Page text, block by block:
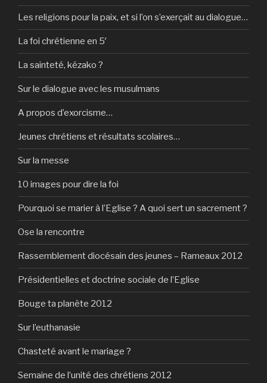
Les religions pour la paix, et si l’on s’exerçait au dialogue…
La foi chrétienne en 5′
La sainteté, kézako ?
Sur le dialogue avec les musulmans
A propos d’exorcisme…
Jeunes chrétiens et résultats scolaires…
Sur la messe
10 images pour dire la foi
Pourquoi se marier à l’Eglise ? A quoi sert un sacrement ?
Ose la rencontre
Rassemblement diocésain des jeunes – Rameaux 2012
Présidentielles et doctrine sociale de l’Eglise
Bouge ta planète 2012
Sur l’euthanasie
Chasteté avant le mariage ?
Semaine de l’unité des chrétiens 2012